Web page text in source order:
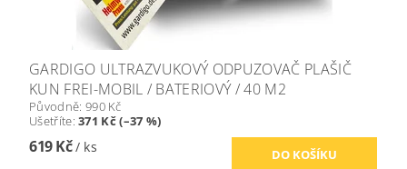
GARDIGO ULTRAZVUKOVÝ ODPUZOVAČ PLAŠIČ
KUN FREI-MOBIL / BATERIOVÝ / 40 M2
Původně: 990 Kč
Ušetříte:371 Kč (–37 %)
619 Kč/ ks